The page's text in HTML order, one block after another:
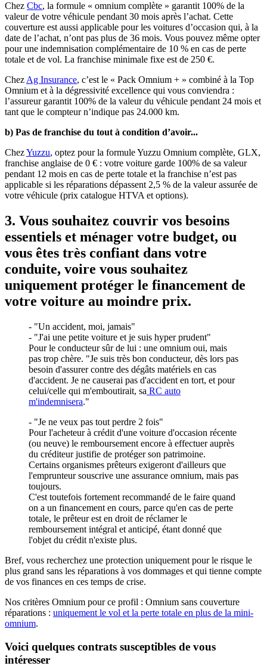
Chez Cbc, la formule « omnium complète » garantit 100% de la
valeur de votre véhicule pendant 30 mois après l’achat. Cette
couverture est aussi applicable pour les voitures d’occasion qui, à la
date de l’achat, n’ont pas plus de 36 mois. Vous pouvez même opter
pour une indemnisation complémentaire de 10 % en cas de perte
totale et de vol. La franchise minimale fixe est de 250 €.
ChezAg Insurance, c’est le « Pack Omnium + » combiné à la Top
Omnium et à la dégressivité excellence qui vous conviendra :
l’assureur garantit 100% de la valeur du véhicule pendant 24 mois et
tant que le compteur n’indique pas 24.000 km.
b) Pas de franchise du tout à condition d’avoir...
ChezYuzzu, optez pour la formule Yuzzu Omnium complète, GLX,
franchise anglaise de 0 € : votre voiture garde 100% de sa valeur
pendant 12 mois en cas de perte totale et la franchise n’est pas
applicable si les réparations dépassent 2,5 % de la valeur assurée de
votre véhicule (prix catalogue HTVA et options).
3. Vous souhaitez couvrir vos besoins
essentiels et ménager votre budget, ou
vous êtes très confiant dans votre
conduite, voire vous souhaitez
uniquement protéger le financement de
votre voiture au moindre prix.
- "Un accident, moi, jamais"
- "J'ai une petite voiture et je suis hyper prudent"
Pour le conducteur sûr de lui : une omnium oui, mais
pas trop chère. "Je suis très bon conducteur, dès lors pas
besoin d'assurer contre des dégâts matériels en cas
d'accident. Je ne causerai pas d'accident en tort, et pour
celui/celle qui m'emboutirait, sa RC auto
m'indemnisera."
- "Je ne veux pas tout perdre 2 fois"
Pour l'acheteur à crédit d'une voiture d'occasion récente
(ou neuve) le remboursement encore à effectuer auprès
du créditeur justifie de protéger son patrimoine.
Certains organismes prêteurs exigeront d'ailleurs que
l'emprunteur souscrive une assurance omnium, mais pas
toujours.
C'est toutefois fortement recommandé de le faire quand
on a un financement en cours, parce qu'en cas de perte
totale, le prêteur est en droit de réclamer le
remboursement intégral et anticipé, étant donné que
l'objet du crédit n'existe plus.
Bref, vous recherchez une protection uniquement pour le risque le
plus grand sans les réparations à vos dommages et qui tienne compte
de vos finances en ces temps de crise.
Nos critères Omnium pour ce profil : Omnium sans couverture
réparations : uniquement le vol et la perte totale en plus de la mini-
omnium.
Voici quelques contrats susceptibles de vous
intéresser